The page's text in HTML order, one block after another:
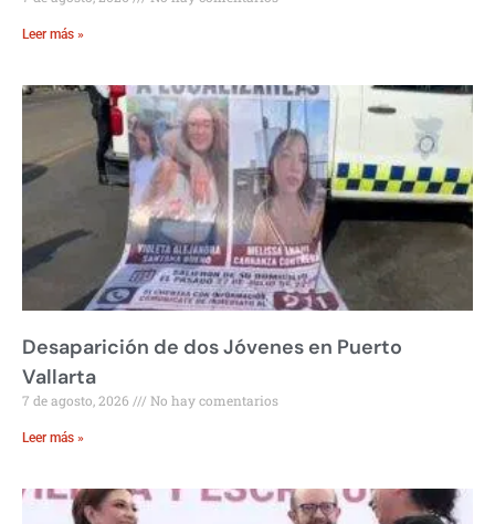
Leer más »
Desaparición de dos Jóvenes en Puerto
Vallarta
7 de agosto, 2026 No hay comentarios
Leer más »